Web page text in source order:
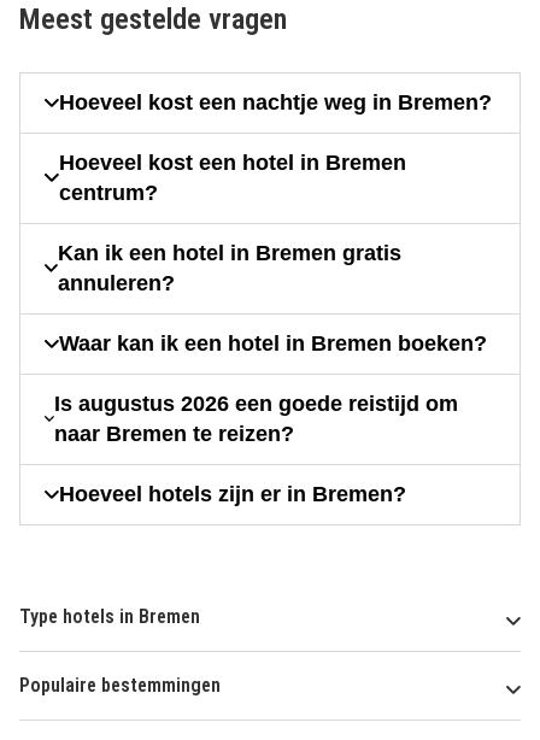
Meest gestelde vragen
Hoeveel kost een nachtje weg in Bremen?
Hoeveel kost een hotel in Bremen
centrum?
Kan ik een hotel in Bremen gratis
annuleren?
Waar kan ik een hotel in Bremen boeken?
Is augustus 2026 een goede reistijd om
naar Bremen te reizen?
Hoeveel hotels zijn er in Bremen?
Type hotels in Bremen
Populaire bestemmingen